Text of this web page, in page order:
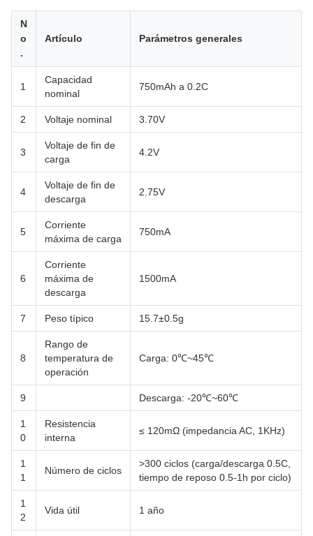
N
o
.
Artículo Parámetros generales
1
Capacidad
nominal
750mAh a 0.2C
2 Voltaje nominal 3.70V
3
Voltaje de fin de
carga
4.2V
4
Voltaje de fin de
descarga
2.75V
5
Corriente
máxima de carga
750mA
6
Corriente
máxima de
descarga
1500mA
7 Peso típico 15.7±0.5g
8
Rango de
temperatura de
operación
Carga: 0℃~45℃
9 Descarga: -20℃~60℃
1
0
Resistencia
interna
≤ 120mΩ (impedancia AC, 1KHz)
1
1
Número de ciclos
>300 ciclos (carga/descarga 0.5C,
tiempo de reposo 0.5-1h por ciclo)
1
2
Vida útil 1 año